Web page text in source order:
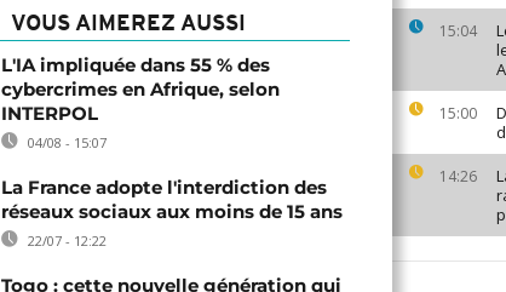
15:04
15:00
14:26
VOUS AIMEREZ AUSSI
L'IA impliquée dans 55 % des
cybercrimes en Afrique, selon
INTERPOL
04/08 - 15:07
La France adopte l'interdiction des
réseaux sociaux aux moins de 15 ans
22/07 - 12:22
Togo : cette nouvelle génération qui